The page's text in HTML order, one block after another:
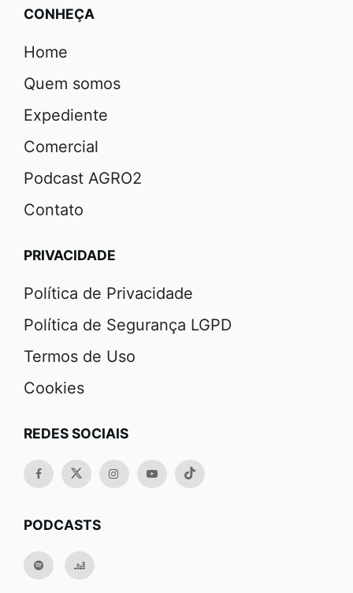
CONHEÇA
Home
Quem somos
Expediente
Comercial
Podcast AGRO2
Contato
PRIVACIDADE
Política de Privacidade
Política de Segurança LGPD
Termos de Uso
Cookies
REDES SOCIAIS
PODCASTS